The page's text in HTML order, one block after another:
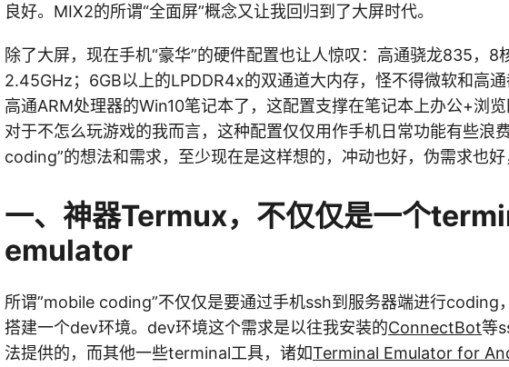
良好。MIX2的所谓“全面屏”概念又让我回归到了大屏时代。
除了大屏，现在手机“豪华”的硬件配置也让人惊叹：高通骁龙835，8
2.45GHz；6GB以上的LPDDR4x的双通道大内存，怪不得微软和高
高通ARM处理器的Win10笔记本了，这配置支撑在笔记本上办公+浏
对于不怎么玩游戏的我而言，这种配置仅仅用作手机日常功能有些浪
coding”的想法和需求，至少现在是这样想的，冲动也好，伪需求也好
一、神器Termux，不仅仅是一个
emulator
所谓”mobile coding”不仅仅是要通过手机ssh到服务器端进行coding
搭建一个dev环境。dev环境这个需求是以往我安装的ConnectBot等
法提供的，而其他一些terminal工具，诸如Terminal Emulator for